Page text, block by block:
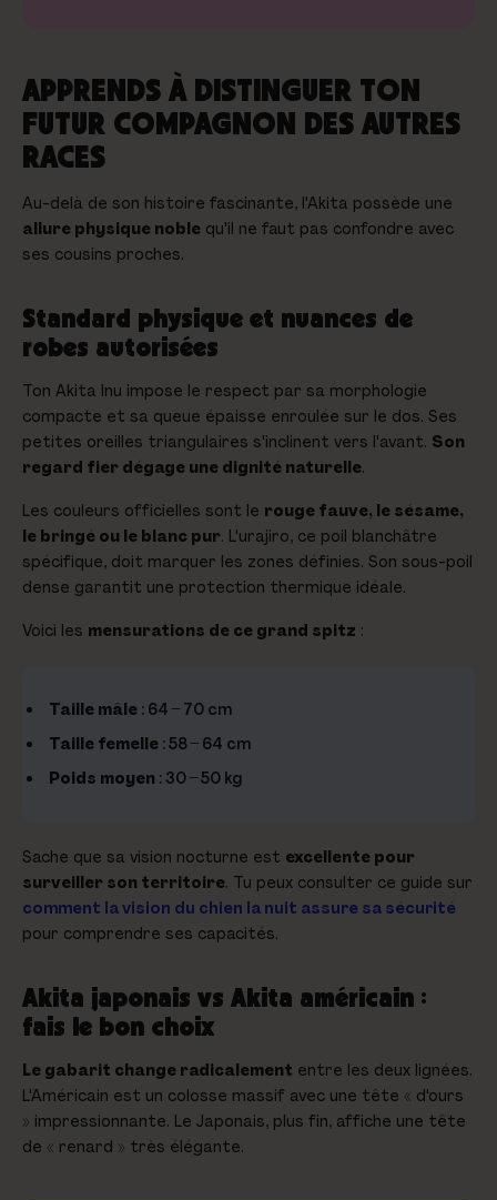
APPRENDS À DISTINGUER TON
FUTUR COMPAGNON DES AUTRES
RACES
Au-delà de son histoire fascinante, l'Akita possède une
allure physique noble qu'il ne faut pas confondre avec
ses cousins proches.
Standard physique et nuances de
robes autorisées
Ton Akita Inu impose le respect par sa morphologie
compacte et sa queue épaisse enroulée sur le dos. Ses
petites oreilles triangulaires s'inclinent vers l'avant. Son
regard fier dégage une dignité naturelle.
Les couleurs officielles sont le rouge fauve, le sésame,
le bringé ou le blanc pur. L'urajiro, ce poil blanchâtre
spécifique, doit marquer les zones définies. Son sous-poil
dense garantit une protection thermique idéale.
Voici les mensurations de ce grand spitz :
Taille mâle : 64 – 70 cm
Taille femelle : 58 – 64 cm
Poids moyen : 30 – 50 kg
Sache que sa vision nocturne est excellente pour
surveiller son territoire. Tu peux consulter ce guide sur
comment la vision du chien la nuit assure sa sécurité
pour comprendre ses capacités.
Akita japonais vs Akita américain :
fais le bon choix
Le gabarit change radicalement entre les deux lignées.
L'Américain est un colosse massif avec une tête « d'ours
» impressionnante. Le Japonais, plus fin, affiche une tête
de « renard » très élégante.